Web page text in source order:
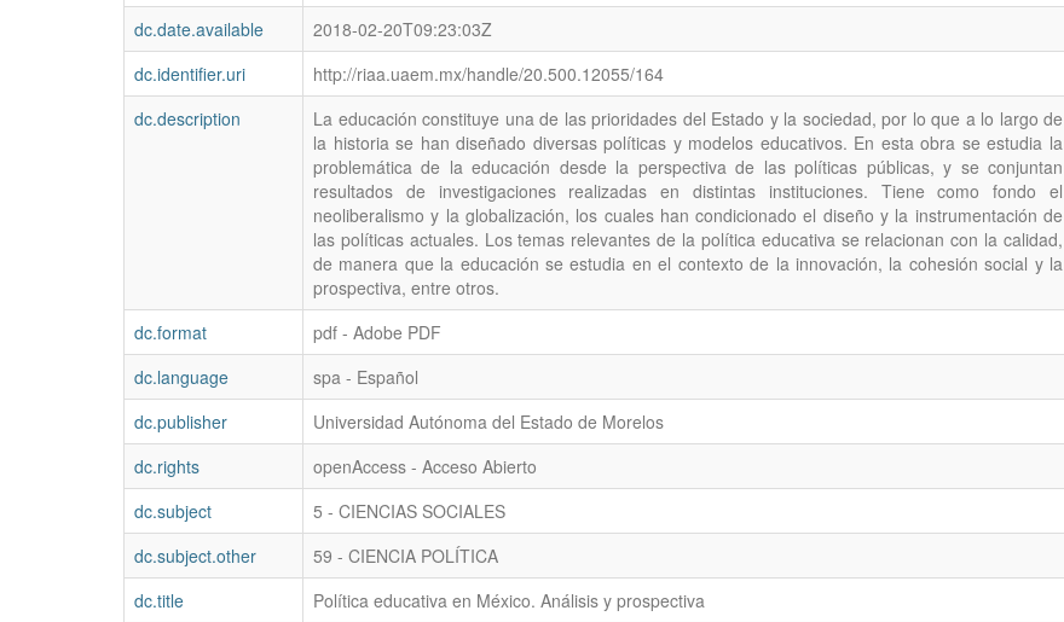
dc.date.available
2018-02-20T09:23:03Z
dc.identifier.uri
http://riaa.uaem.mx/handle/20.500.12055/164
dc.description
La educación constituye una de las prioridades del Estado y la sociedad, por lo que a lo largo de
la historia se han diseñado diversas políticas y modelos educativos. En esta obra se estudia la
problemática de la educación desde la perspectiva de las políticas públicas, y se conjuntan
resultados de investigaciones realizadas en distintas instituciones. Tiene como fondo el
neoliberalismo y la globalización, los cuales han condicionado el diseño y la instrumentación de
las políticas actuales. Los temas relevantes de la política educativa se relacionan con la calidad,
de manera que la educación se estudia en el contexto de la innovación, la cohesión social y la
prospectiva, entre otros.
dc.format pdf - Adobe PDF
dc.language
spa - Español
dc.publisher
Universidad Autónoma del Estado de Morelos
dc.rights
openAccess - Acceso Abierto
dc.subject
5 - CIENCIAS SOCIALES
dc.subject.other
59 - CIENCIA POLÍTICA
dc.title
Política educativa en México. Análisis y prospectiva